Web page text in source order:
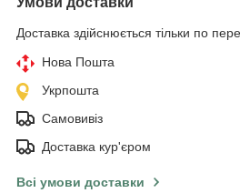
Доставка здійснюється тільки по
Нова Пошта
Укрпошта
Самовивіз
Доставка кур'єром
Всі умови доставки